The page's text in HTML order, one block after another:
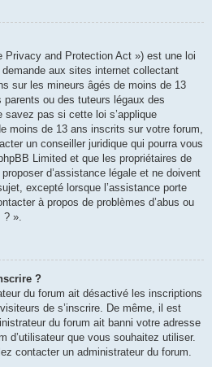
Privacy and Protection Act ») est une loi
aux sites internet collectant
sur les mineurs âgés de moins de 13
ou des tuteurs légaux des
pas si cette loi s’applique
moins de 13 ans inscrits sur votre forum,
un conseiller juridique qui pourra vous
Limited et que les propriétaires de
d’assistance légale et ne doivent
excepté lorsque l’assistance porte
à propos de problèmes d’abus ou
? ».
?
du forum ait désactivé les inscriptions
de s’inscrire. De même, il est
du forum ait banni votre adresse
d’utilisateur que vous souhaitez utiliser.
contacter un administrateur du forum.